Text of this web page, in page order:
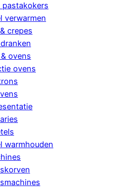
pastakokers
verwarmen
crepes
ovens
ovens
warmhouden